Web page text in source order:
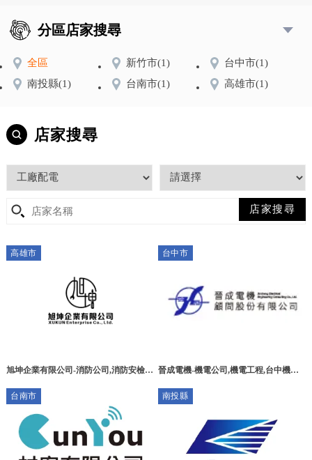
分區店家搜尋
全區 新竹市(1) 台中市(1)
南投縣(1) 台南市(1) 高雄市(1)
店家搜尋
高雄市
旭坤企業有限公司-消防公司,消防安檢,
台中市
晉成電機-機電公司,機電工程,台中機電
台南市
南投縣